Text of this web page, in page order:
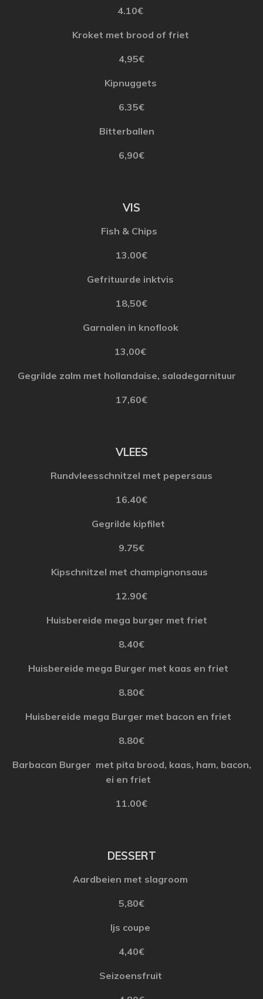
4.10€
Kroket met brood of friet
4,95€
Kipnuggets
6.35€
Bitterballen
6,90€
VIS
Fish & Chips
13.00€
Gefrituurde inktvis
18,50€
Garnalen in knoflook
13,00€
Gegrilde zalm met hollandaise, saladegarnituur
17,60€
VLEES
Rundvleesschnitzel met pepersaus
16.40€
Gegrilde kipfilet
9.75€
Kipschnitzel met champignonsaus
12.90€
Huisbereide mega burger met friet
8.40€
Huisbereide mega Burger met kaas en friet
8.80€
Huisbereide mega Burger met bacon en friet
8.80€
Barbacan Burger met pita brood, kaas, ham, bacon,
ei en friet
11.00€
DESSERT
Aardbeien met slagroom
5,80€
Ijs coupe
4,40€
Seizoensfruit